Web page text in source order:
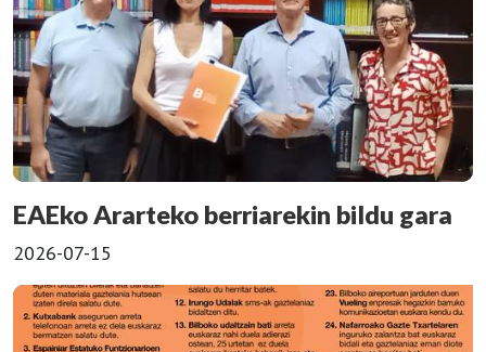
EAEko Ararteko berriarekin bildu gara
2026-07-15